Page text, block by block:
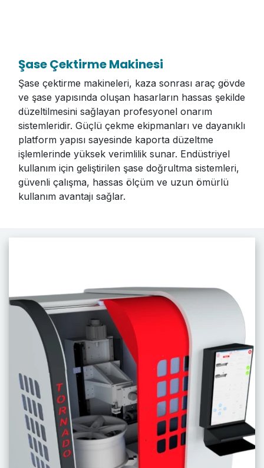
Şase Çektirme Makinesi
Şase çektirme makineleri, kaza sonrası araç gövde
ve şase yapısında oluşan hasarların hassas şekilde
düzeltilmesini sağlayan profesyonel onarım
sistemleridir. Güçlü çekme ekipmanları ve dayanıklı
platform yapısı sayesinde kaporta düzeltme
işlemlerinde yüksek verimlilik sunar. Endüstriyel
kullanım için geliştirilen şase doğrultma sistemleri,
güvenli çalışma, hassas ölçüm ve uzun ömürlü
kullanım avantajı sağlar.